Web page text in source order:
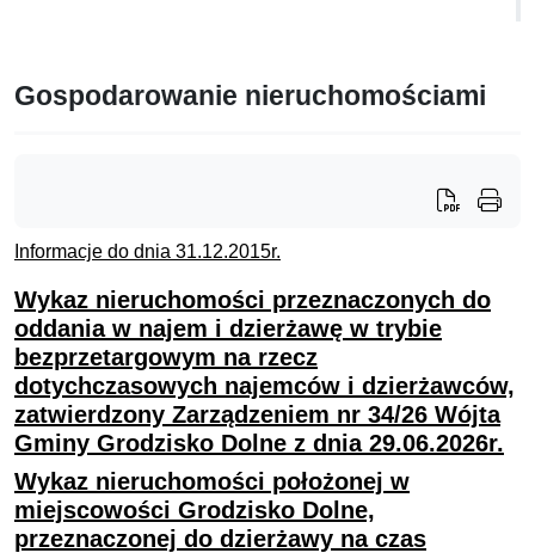
Gospodarowanie nieruchomościami
Informacje do dnia 31.12.2015r.
Wykaz nieruchomości przeznaczonych do
oddania w najem i dzierżawę w trybie
bezprzetargowym na rzecz
dotychczasowych najemców i dzierżawców,
zatwierdzony Zarządzeniem nr 34/26 Wójta
Gminy Grodzisko Dolne z dnia 29.06.2026r.
Wykaz nieruchomości położonej w
miejscowości Grodzisko Dolne,
przeznaczonej do dzierżawy na czas